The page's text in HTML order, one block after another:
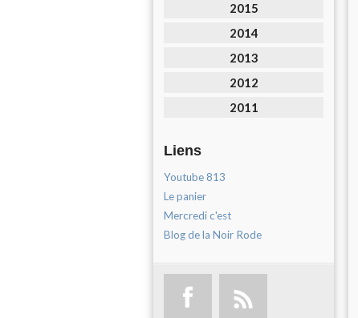
2015
2014
2013
2012
2011
Liens
Youtube 813
Le panier
Mercredi c'est
Blog de la Noir Rode